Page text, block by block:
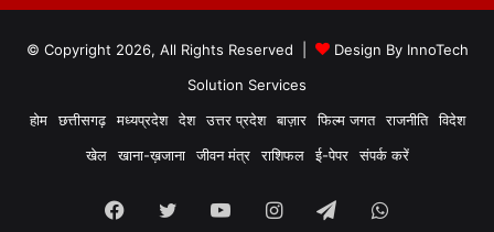
© Copyright 2026, All Rights Reserved | Design By InnoTech
Solution Services
होम
छत्तीसगढ़ मध्यप्रदेश देश उत्तर प्रदेश बाज़ार फिल्म जगत राजनीति
विदेश
खेल
खाना-ख़जाना जीवन मंत्र राशिफल ई-पेपर संपर्क करें
Facebook
TwitterYouTubeInstagram
TelegramWhatsApp